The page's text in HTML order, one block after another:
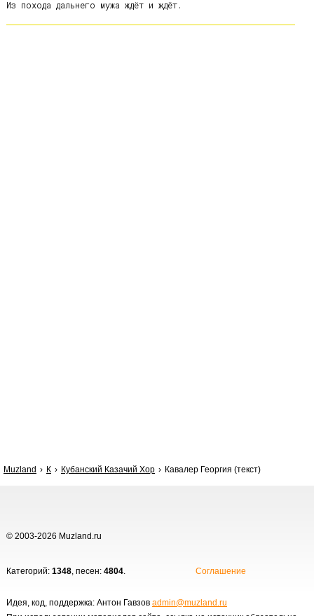
Muzland К Кубанский Казачий Хор Кавалер Георгия (текст)
© 2003-2026 Muzland.ru
Категорий: 1348, песен: 4804. Соглашение
Идея, код, поддержка: Антон Гавзов admin@muzland.ru